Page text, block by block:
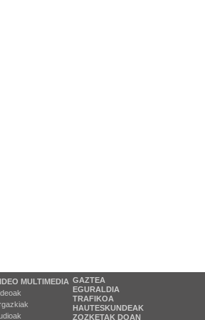
MULTIMEDIA GAZTEA
EGURALDIA
TRAFIKOA
HAUTESKUNDEAK
ZOZKETAK DOAN